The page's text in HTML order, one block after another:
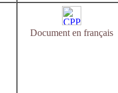
Document en français